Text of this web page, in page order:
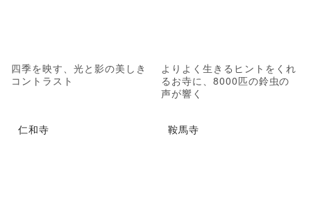
四季を映す、光と影の美しき
コントラスト
よりよく生きるヒントをくれ
るお寺に、8000匹の鈴虫の
声が響く
仁和寺 鞍馬寺